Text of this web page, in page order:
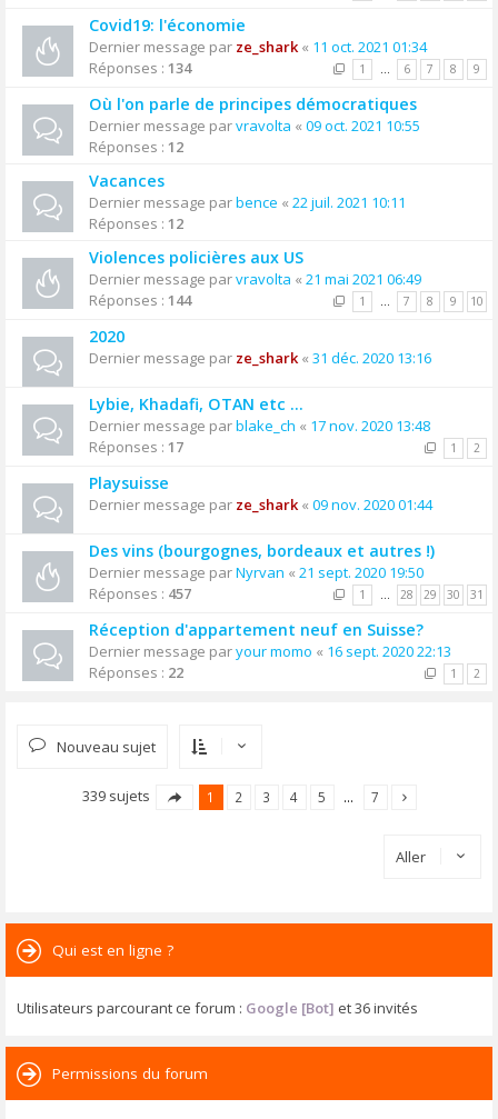
Covid19: l'économie
Dernier message par ze_shark« 11 oct. 2021 01:34
Réponses : 134 1 … 6 7 8 9
Où l'on parle de principes démocratiques
Dernier message parvravolta « 09 oct. 2021 10:55
Réponses : 12
Vacances
Dernier message parbence « 22 juil. 2021 10:11
Réponses : 12
Violences policières aux US
Dernier message parvravolta « 21 mai 2021 06:49
Réponses : 144 1 … 7 8 9 10
2020
Dernier message par ze_shark« 31 déc. 2020 13:16
Lybie, Khadafi, OTAN etc ...
Dernier message parblake_ch « 17 nov. 2020 13:48
Réponses : 17 1 2
Playsuisse
Dernier message par ze_shark« 09 nov. 2020 01:44
Des vins (bourgognes, bordeaux et autres !)
Dernier message parNyrvan « 21 sept. 2020 19:50
Réponses : 457 1 … 28 29 30 31
Réception d'appartement neuf en Suisse?
Dernier message paryour momo « 16 sept. 2020 22:13
Réponses : 22 1 2
Nouveau sujet
339 sujets 1 2 3 4 5 … 7
Aller
Qui est en ligne ?
Utilisateurs parcourant ce forum : Google [Bot] et 36 invités
Permissions du forum